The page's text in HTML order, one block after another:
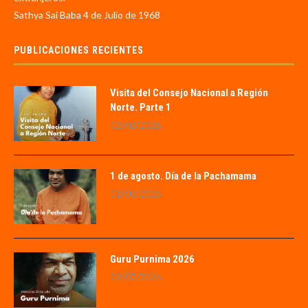
Sathya Sai Baba 4 de Julio de 1968
PUBLICACIONES RECIENTES
Visita del Consejo Nacional a Región
Norte. Parte 1
02/08/2026
1 de agosto. Día de la Pachamama
01/08/2026
Guru Purnima 2026
29/07/2026